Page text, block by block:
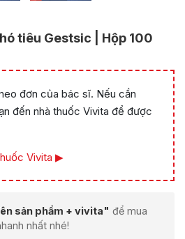
tiêu Gestsic | Hộp 100
đơn của bác sĩ. Nếu cần
đến nhà thuốc Vivita để được
Vivita ▶
sản phẩm + vivita" để mua
nhất nhé!